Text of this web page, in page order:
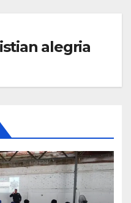
alegria